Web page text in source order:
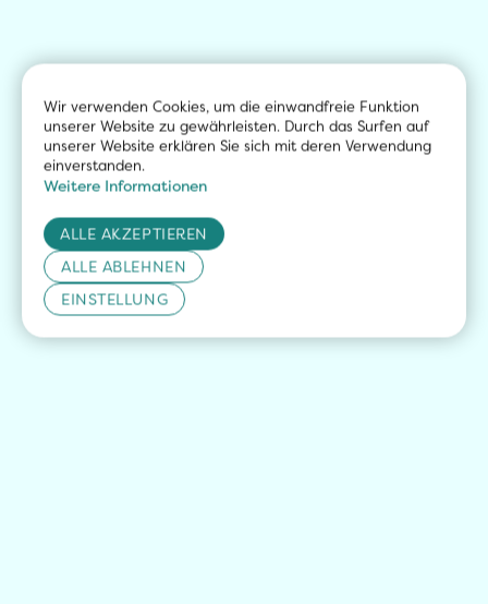
Wir verwenden Cookies, um die einwandfreie Funktion
unserer Website zu gewährleisten. Durch das Surfen auf
unserer Website erklären Sie sich mit deren Verwendung
einverstanden.
Weitere Informationen
ALLE AKZEPTIEREN
ALLE ABLEHNEN
EINSTELLUNG